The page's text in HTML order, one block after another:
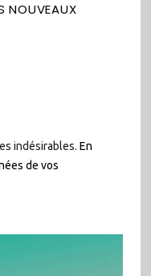
NOUVEAUX
indésirables. En
de vos